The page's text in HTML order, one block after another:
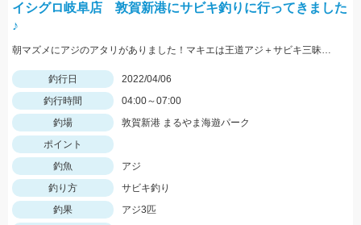
イシグロ岐阜店 敦賀新港にサビキ釣りに行ってきました
♪
朝マズメにアジのアタリがありました！マキエは王道アジ＋サビキ三昧がオススメ！！
釣行日
2022/04/06
釣行時間
04:00～07:00
釣場
敦賀新港 まるやま海遊パーク
ポイント
釣魚
アジ
釣り方
サビキ釣り
釣果
アジ3匹